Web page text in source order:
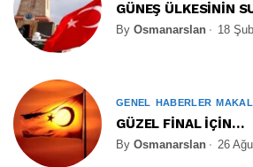
GÜNEŞ ÜLKESİNİN
By Osmanarslan 18
GENEL HABERLER
GÜZEL FİNAL İÇİN…
By Osmanarslan 26